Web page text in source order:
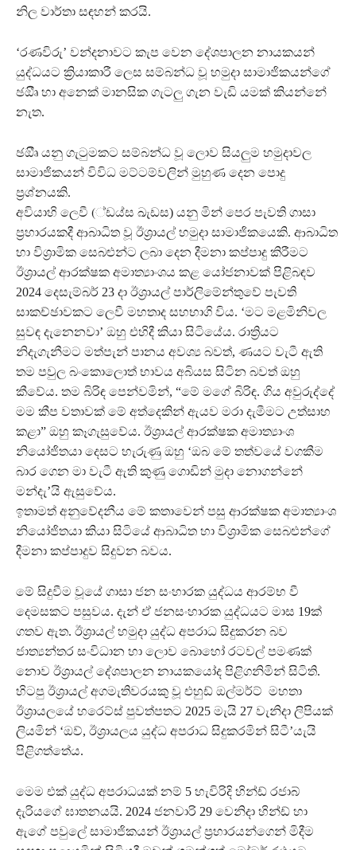
නිල වාර්තා සඳහන් කරයි.
‘රණවිරු’ වන්දනාවට කැප වෙන දේශපාලන නායකයන්
යුද්ධයට ක්‍රියාකාරී ලෙස සම්බන්ධ වූ හමුදා සාමාජිකයන්ගේ
ඡඔීෘ හා අනෙක් මානසික ගැටලු ගැන වැඩි යමක් කියන්නේ
නැත.
ඡඔීෘ යනු ගැටුමකට සම්බන්ධ වූ ලොව සියලුම හමුදාවල
සාමාජිකයන් විවිධ මට්ටම්වලින් මුහුණ දෙන පොදු
ප්‍රශ්නයකි.
අවියාහි ලෙවී (්ඩය්ස ඛැඩස) යනු මින් පෙර පැවති ගාසා
ප්‍රහාරයකදී ආබාධිත වූ ඊශ්‍රායල් හමුදා සාමාජිකයෙකි. ආබාධිත
හා විශ්‍රාමික සෙබළුන්ට ලබා දෙන දීමනා කප්පාදු කිරීමට
ඊශ්‍රායල් ආරක්ෂක අමාත්‍යාංශය කළ යෝජනාවක් පිළිබඳව
2024 දෙසැම්බර් 23 දා ඊශ්‍රායල් පාර්ලිමේන්තුවේ පැවති
සාකච්ඡාවකට ලෙවී මහතාද සහභාගි විය. ‘මට මළමිනිවල
සුවඳ දැනෙනවා’ ඔහු එහිදී කියා සිටියේය. රාත්‍රියට
නිදැගැනීමට මත්පැන් පානය අවශ්‍ය බවත්, ණයට වැටී ඇති
තම පවුල බංකොලොත් භාවය අබියස සිටින බවත් ඔහු
කීවේය. තම බිරිඳ පෙන්වමින්, “මේ මගේ බිරිඳ. ගිය අවුරුද්දේ
මම කීප වතාවක් මේ අත්දෙකින් ඇයව මරා දැමීමට උත්සාහ
කළා” ඔහු කෑගැසුවේය. ඊශ්‍රායල් ආරක්ෂක අමාත්‍යාංශ
නියෝජිතයා දෙසට හැරුණු ඔහු ‘ඔබ මේ තත්වයේ වගකීම
බාර ගෙන මා වැටී ඇති කුණු ගොඩින් මුදා නොගන්නේ
මන්දැ’යි ඇසුවේය.
ඉතාමත් අනුවේදනීය මේ කතාවෙන් පසු ආරක්ෂක අමාත්‍යාංශ
නියෝජිතයා කියා සිටියේ ආබාධිත හා විශ්‍රාමික සෙබළුන්ගේ
දීමනා කප්පාදුව සිදුවන බවය.
මේ සිදුවීම වූයේ ගාසා ජන සංහාරක යුද්ධය ආරම්භ වී
දෙමසකට පසුවය. දැන් ඒ ජනසංහාරක යුද්ධයට මාස 19ක්
ගතව ඇත. ඊශ්‍රායල් හමුදා යුද්ධ අපරාධ සිදුකරන බව
ජාත්‍යන්තර සංවිධාන හා ලොව බොහෝ රටවල් පමණක්
නොව ඊශ්‍රායල් දේශපාලන නායකයෝද පිළිගනිමින් සිටිති.
හිටපු ඊශ්‍රායල් අගමැතිවරයකු වූ එහුඩ් ඔල්මර්ට් මහතා
ඊශ්‍රායලයේ හරෙට්ස් පුවත්පතට 2025 මැයි 27 වැනිදා ලිපියක්
ලියමින් ‘ඔව්, ඊශ්‍රායලය යුද්ධ අපරාධ සිදුකරමින් සිටී’යැයි
පිළිගත්තේය.
මෙම එක් යුද්ධ අපරාධයක් නම් 5 හැවිරිදි හින්ඩ් රජාබ්
දැරියගේ ඝාතනයයි. 2024 ජනවාරි 29 වෙනිදා හින්ඩ් හා
ඇගේ පවුලේ සාමාජිකයන් ඊශ්‍රායල් ප්‍රහාරයන්ගෙන් මිදීම